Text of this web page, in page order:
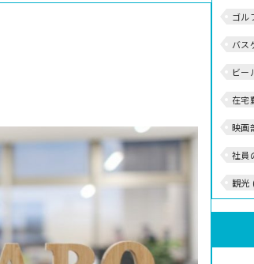
ゴル
バス
ビー
在宅
映画
社員
観光